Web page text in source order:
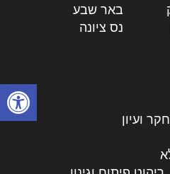
פתח
באר שבע
נס ציונה
ועיון